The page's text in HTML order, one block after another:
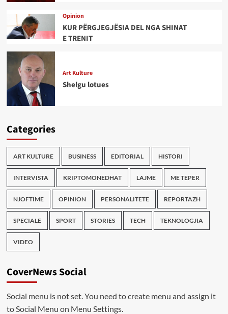
Opinion
KUR PËRGJEGJËSIA DEL NGA SHINAT
E TRENIT
Art Kulture
Shelgu lotues
Categories
ART KULTURE BUSINESS EDITORIAL HISTORI
INTERVISTA KRIPTOMONEDHAT LAJME ME TEPER
NJOFTIME OPINION PERSONALITETE REPORTAZH
SPECIALE SPORT STORIES TECH TEKNOLOGJIA
VIDEO
CoverNews Social
Social menu is not set. You need to create menu and assign it
to Social Menu on Menu Settings.